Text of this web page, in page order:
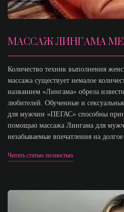
МАССАЖ ЛИНГАМА
Количество техник выполнения
массажа существует немалое
названием «Лингама» обрела
любителей. Обученные и
для мужчин «ПЕГАС» способны
помощью массажа Лингама для
незабываемые впечатления на долгое
Читать статью полностью